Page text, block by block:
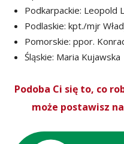
Podkarpackie: Leopold
Podlaskie: kpt./mjr
Pomorskie: ppor.
Śląskie: Maria Kujawska
Podoba Ci się to, co
może postawisz